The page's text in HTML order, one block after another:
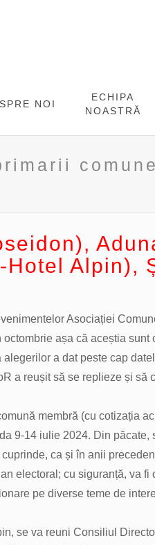
NOI
ECHIPA
NOASTRĂ
Asociației
așa că aceștia
a dat peste cap
a reușit să se replieze și să
membră (cu cotizația
9-14 iulie 2024. Din
ca și în anii
electoral; cu siguranță, va
pe diverse teme de
se va reuni Consiliul